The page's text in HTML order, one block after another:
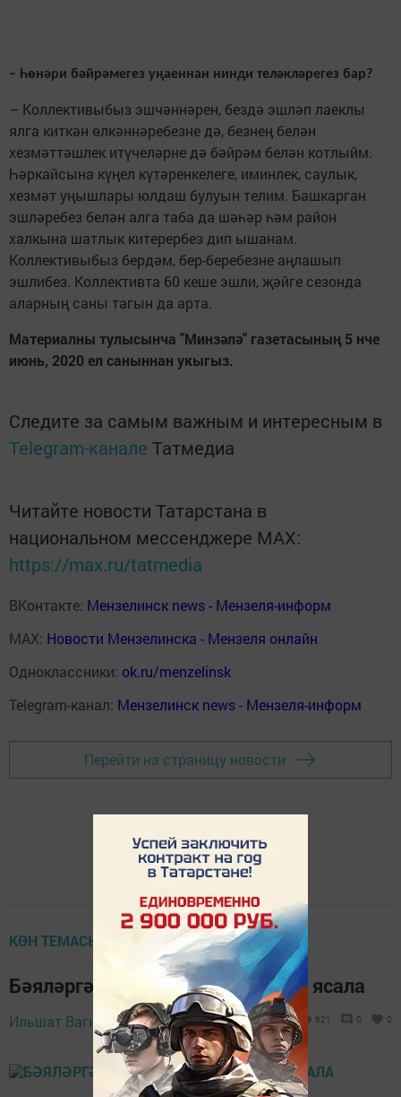
– Һөнәри бәйрәмегез уңаеннан нинди теләкләрегез бар?
– Коллективыбыз эшчәннәрен, бездә эшләп лаеклы
ялга киткән өлкәннәребезне дә, безнең белән
хезмәттәшлек итүчеләрне дә бәйрәм белән котлыйм.
Һәркайсына күңел күтәренкелеге, иминлек, саулык,
хезмәт уңышлары юлдаш булуын телим. Башкарган
эшләребез белән алга таба да шәһәр һәм район
халкына шатлык китерербез дип ышанам.
Коллективыбыз бердәм, бер-беребезне аңлашып
эшлибез. Коллективта 60 кеше эшли, җәйге сезонда
аларның саны тагын да арта.
Материалны тулысынча "Минзәлә" газетасының 5 нче
июнь, 2020 ел саныннан укыгыз.
Следите за самым важным и интересным в
Telegram-канале Татмедиа
Читайте новости Татарстана в
национальном мессенджере MАХ:
https://max.ru/tatmedia
ВКонтакте: Мензелинск news - Мензеля-информ
MAX: Новости Мензелинска - Мензеля онлайн
Одноклассники: ok.ru/menzelinsk
Telegram-канал: Мензелинск news - Мензеля-информ
Перейти на страницу новости
КӨН ТЕМАСЫ
Бәяләргә даими төстә мониторг ясала
Ильшат Вагизов, 7 июнь 2020 - 05:13 621 0 0